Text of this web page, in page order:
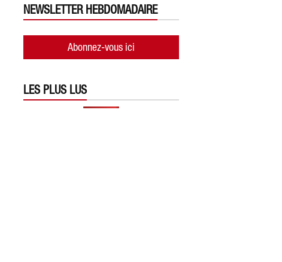
NEWSLETTER HEBDOMADAIRE
Abonnez-vous ici
LES PLUS LUS